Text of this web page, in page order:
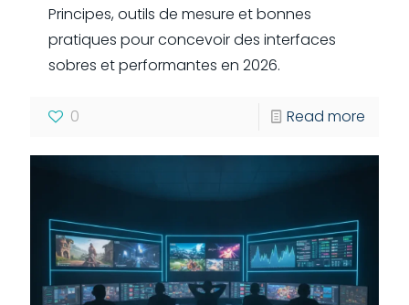
Principes, outils de mesure et bonnes
pratiques pour concevoir des interfaces
sobres et performantes en 2026.
0 Read more